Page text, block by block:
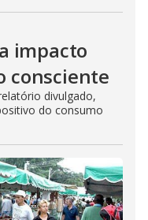
impacto
consciente
divulgado,
do consumo